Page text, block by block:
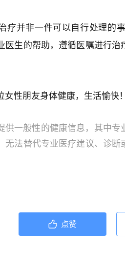
疗并非一件可以自行处理的
医生的帮助，遵循医嘱进行
女性朋友身体健康，生活愉快
供一般性的健康信息，其中
无法替代专业医疗建议、诊
的医疗专业人员。对于依据
点赞